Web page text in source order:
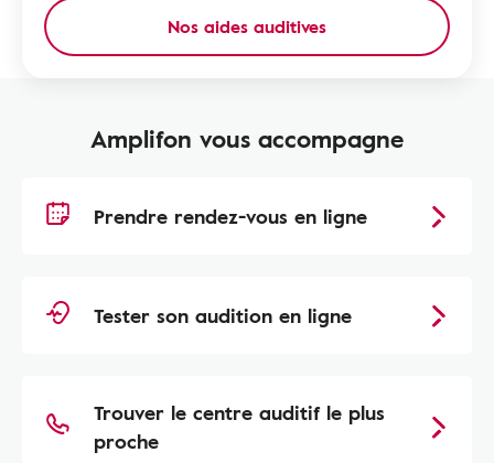
Nos aides auditives
Amplifon vous accompagne
Prendre rendez-vous en ligne
Tester son audition en ligne
Trouver le centre auditif le plus
proche